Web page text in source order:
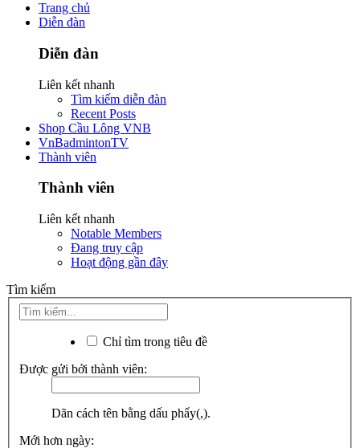
Trang chủ
Diễn đàn
Diễn đàn
Liên kết nhanh
Tìm kiếm diễn đàn
Recent Posts
Shop Cầu Lông VNB
VnBadmintonTV
Thành viên
Thành viên
Liên kết nhanh
Notable Members
Đang truy cập
Hoạt động gần đây
Tìm kiếm
Chỉ tìm trong tiêu đề
Được gửi bởi thành viên:
Dãn cách tên bằng dấu phẩy(,).
Mới hơn ngày: